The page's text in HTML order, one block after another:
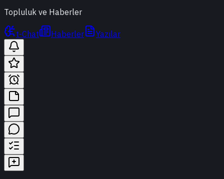
Topluluk ve Haberler
t-Chat Haberler Yazılar